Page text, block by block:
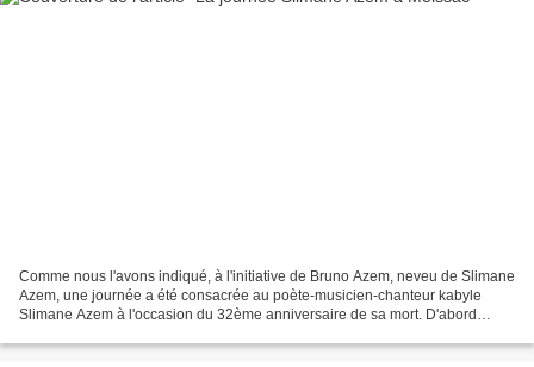
Comme nous l'avons indiqué, à l'initiative de Bruno Azem, neveu de Slimane
Azem, une journée a été consacrée au poète-musicien-chanteur kabyle
Slimane Azem à l'occasion du 32ème anniversaire de sa mort. D'abord